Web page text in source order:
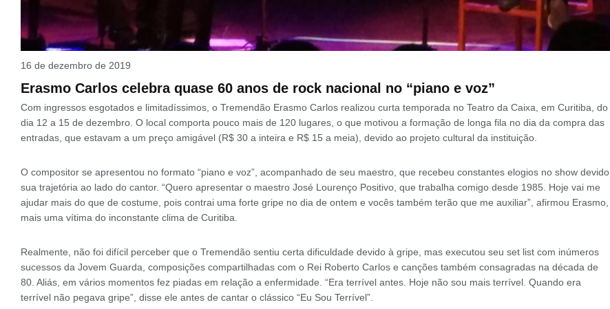
16 de dezembro de 2019
Erasmo Carlos celebra quase 60 anos de rock nacional no “piano e voz”
Com ingressos esgotados e limitadíssimos, o Tremendão Erasmo Carlos realizou curta temporada no Teatro da Caixa, em Curitiba, do
dia 12 a 15 de dezembro. O local comporta pouco mais de 120 lugares, o que motivou a formação de longa fila no dia da compra das
entradas, que estavam a um preço amigável (R$ 30 a inteira e R$ 15 a meia), devido ao projeto cultural da instituição.
O compositor se apresentou no formato “piano e voz”, acompanhado de seu maestro, que recebeu constantes elogios no show devido
sua trajetória ao lado do cantor. “Quero apresentar o maestro José Lourenço Positivo, que trabalha comigo desde 1985. Hoje vai me
ajudar mais do que de costume, pois contrai uma forte gripe no dia de ontem e vocês também terão que me auxiliar”, afirmou Erasmo,
mais uma vítima do inconstante clima de Curitiba.
Realmente, não foi difícil perceber que o Tremendão sentiu certa dificuldade devido à gripe, mas executou seu set list com inúmeros
sucessos da Jovem Guarda, composições compartilhadas com o Rei Roberto Carlos e canções também consagradas na década de
80. Aliás, em vários momentos fez piadas em relação a enfermidade. “Era terrível antes. Hoje não sou mais terrível. Quando era
terrível não pegava gripe”, disse ele antes de cantar o clássico “Eu Sou Terrível”.